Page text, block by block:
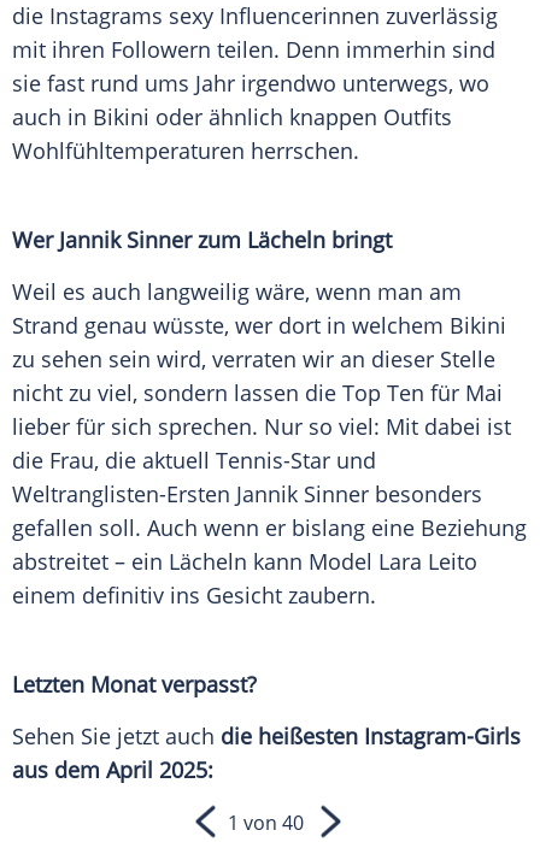
die Instagrams sexy Influencerinnen zuverlässig
mit ihren Followern teilen. Denn immerhin sind
sie fast rund ums Jahr irgendwo unterwegs, wo
auch in Bikini oder ähnlich knappen Outfits
Wohlfühltemperaturen herrschen.
Wer Jannik Sinnerzum Lächeln bringt
Weil es auch langweilig wäre, wenn man am
Strand genau wüsste, wer dort in welchem Bikini
zu sehen sein wird, verraten wir an dieser Stelle
nicht zu viel, sondern lassen die Top Ten für Mai
lieber für sich sprechen. Nur so viel: Mit dabei ist
die Frau, die aktuell Tennis-Star und
Weltranglisten-Ersten Jannik Sinner besonders
gefallen soll. Auch wenn er bislang eine Beziehung
abstreitet – ein Lächeln kann Model Lara Leito
einem definitiv ins Gesicht zaubern.
Letzten Monat verpasst?
Sehen Sie jetzt auch die heißesten Instagram-Girls
aus dem April 2025:
1 von 40